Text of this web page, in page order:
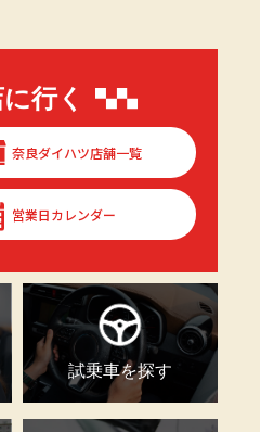
行く
奈良ダイハツ店舗一覧
営業日カレンダー
試乗車を探す